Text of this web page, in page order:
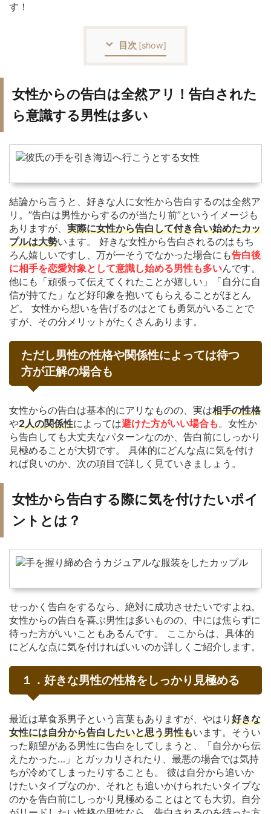
す！
目次 [show]
女性からの告白は全然アリ！告白された
ら意識する男性は多い
結論から言うと、好きな人に女性から告白するのは全然ア
リ。”告白は男性からするのが当たり前”というイメージも
ありますが、 実際に女性から告白して付き合い始めたカッ
プルは大勢います。 好きな女性から告白されるのはもち
ろん嬉しいですし、万が一そうでなかった場合にも告白後
に相手を恋愛対象として意識し始める男性も多いんです。
他にも「頑張って伝えてくれたことが嬉しい」「自分に自
信が持てた」など好印象を抱いてもらえることがほとん
ど。 女性から想いを告げるのはとても勇気がいることで
すが、その分メリットがたくさんあります。
ただし男性の性格や関係性によっては待つ
方が正解の場合も
女性からの告白は基本的にアリなものの、実は相手の性格
や2人の関係性によっては避けた方がいい場合も。女性か
ら告白しても大丈夫なパターンなのか、告白前にしっかり
見極めることが大切です。 具体的にどんな点に気を付け
れば良いのか、次の項目で詳しく見ていきましょう。
女性から告白する際に気を付けたいポイ
ントとは？
せっかく告白をするなら、絶対に成功させたいですよね。
女性からの告白を喜ぶ男性は多いものの、中には焦らずに
待った方がいいこともあるんです。 ここからは、具体的
にどんな点に気を付ければいいのか詳しくご紹介します。
１．好きな男性の性格をしっかり見極める
最近は草食系男子という言葉もありますが、やはり 好きな
女性には自分から告白したいと思う男性もいます。そうい
った願望がある男性に告白をしてしまうと、「自分から伝
えたかった…」とガッカリされたり、最悪の場合では気持
ちが冷めてしまったりすることも。 彼は自分から追いか
けたいタイプなのか、それとも追いかけられたいタイプな
のかを告白前にしっかり見極めることはとても大切。自分